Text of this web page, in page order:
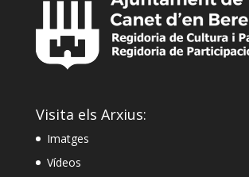
Visita els Arxius:
Imatges
Vídeos